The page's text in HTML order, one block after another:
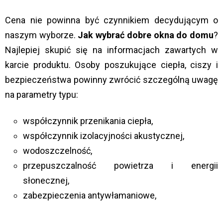
Cena nie powinna być czynnikiem decydującym o
naszym wyborze. Jak wybrać dobre okna do domu?
Najlepiej skupić się na informacjach zawartych w
karcie produktu. Osoby poszukujące ciepła, ciszy i
bezpieczeństwa powinny zwrócić szczególną uwagę
na parametry typu:
współczynnik przenikania ciepła,
współczynnik izolacyjności akustycznej,
wodoszczelność,
przepuszczalność powietrza i energii
słonecznej,
zabezpieczenia antywłamaniowe,